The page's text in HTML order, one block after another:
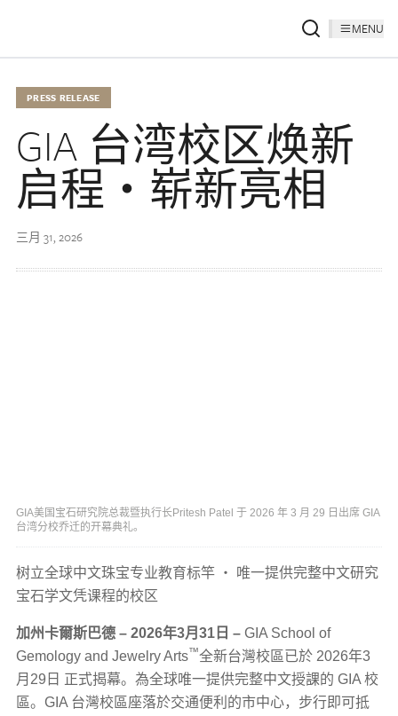
MENU
PRESS RELEASE
GIA 台湾校区焕新
启程‧崭新亮相
三月 31, 2026
GIA美国宝石研究院总裁暨执行长Pritesh Patel 于 2026 年 3 月 29 日出席 GIA
台湾分校乔迁的开幕典礼。
树立全球中文珠宝专业教育标竿 ‧ 唯一提供完整中文研究
宝石学文凭课程的校区
加州卡爾斯巴德 – 2026年3月31日 – GIA School of
Gemology and Jewelry Arts™全新台灣校區已於 2026年3
月29日 正式揭幕。為全球唯一提供完整中文授課的 GIA 校
區。GIA 台灣校區座落於交通便利的市中心，步行即可抵